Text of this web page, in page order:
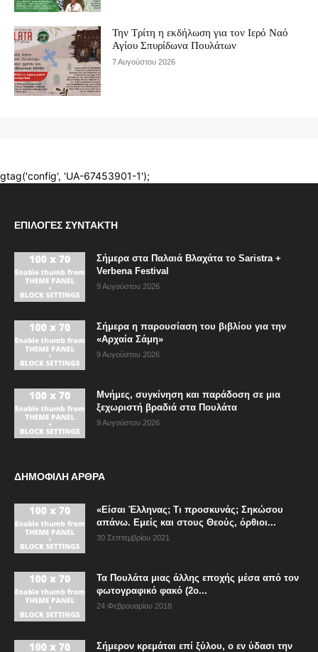
ΕΠΙΛΟΓΈΣ ΣΥΝΤΆΚΤΗ
Σήμερα στα Παλαιά Βλαχάτα το Saristra +
Verbena Festival
9 Αυγούστου 2026
Σήμερα η παρουσίαση του βιβλίου για την
«Αρχαία Σάμη»
9 Αυγούστου 2026
Μνήμες, συγκίνηση και παράδοση σε μια
ξεχωριστή βραδιά στα Πουλάτα
9 Αυγούστου 2026
ΔΗΜΟΦΙΛΗ ΑΡΘΡΑ
«Είσαι Έλληνας; Τι προσκυνάς; Σηκώσου
απάνω. Εμείς και στους Θεούς, όρθιοι...
30 Σεπτεμβρίου 2021
Τα Πουλάτα μιας άλλης εποχής μέσα από τον
φωτογραφικό φακό (2ο...
24 Φεβρουαρίου 2018
Σήμερον κρεμάται επί ξύλου, ο εν ύδασι την